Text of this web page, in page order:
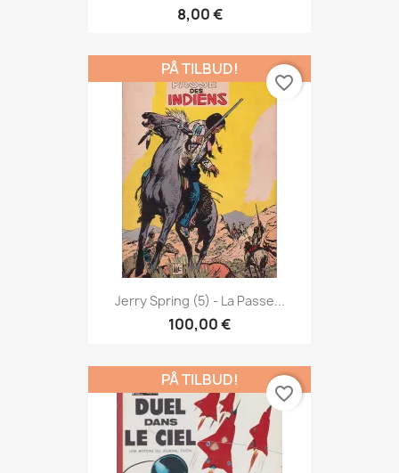
8,00 €
Jerry Spring (5) - La Passe...
100,00 €
PÅ TILBUD!
favorite_border
PÅ TILBUD!
favorite_border